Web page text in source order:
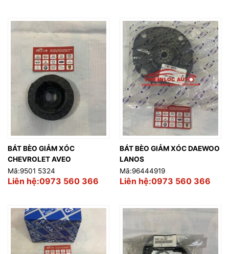
BÁT BÈO GIẢM XÓC
CHEVROLET AVEO
Mã:9501 5324
Liên hệ:0973 560 366
BÁT BÈO GIẢM XÓC DAEWOO
LANOS
Mã:96444919
Liên hệ:0973 560 366